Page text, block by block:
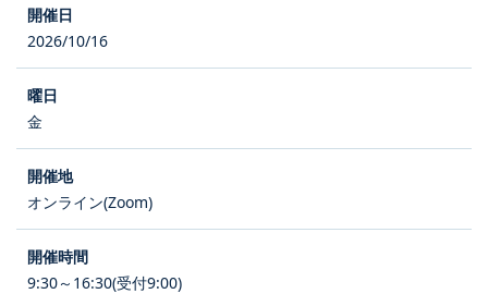
2026/10/16
金
オンライン(Zoom)
9:30～16:30(受付9:00)